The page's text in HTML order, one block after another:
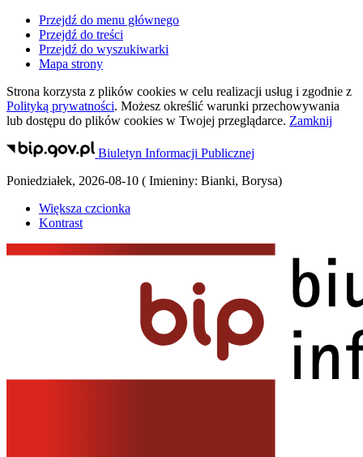
Przejdź do menu głównego
Przejdź do treści
Przejdź do wyszukiwarki
Mapa strony
Strona korzysta z plików cookies w celu realizacji usług i zgodnie z
Polityką prywatności. Możesz określić warunki przechowywania
lub dostępu do plików cookies w Twojej przeglądarce. Zamknij
Biuletyn Informacji Publicznej
Poniedziałek, 2026-08-10 ( Imieniny: Bianki, Borysa)
Większa czcionka
Kontrast